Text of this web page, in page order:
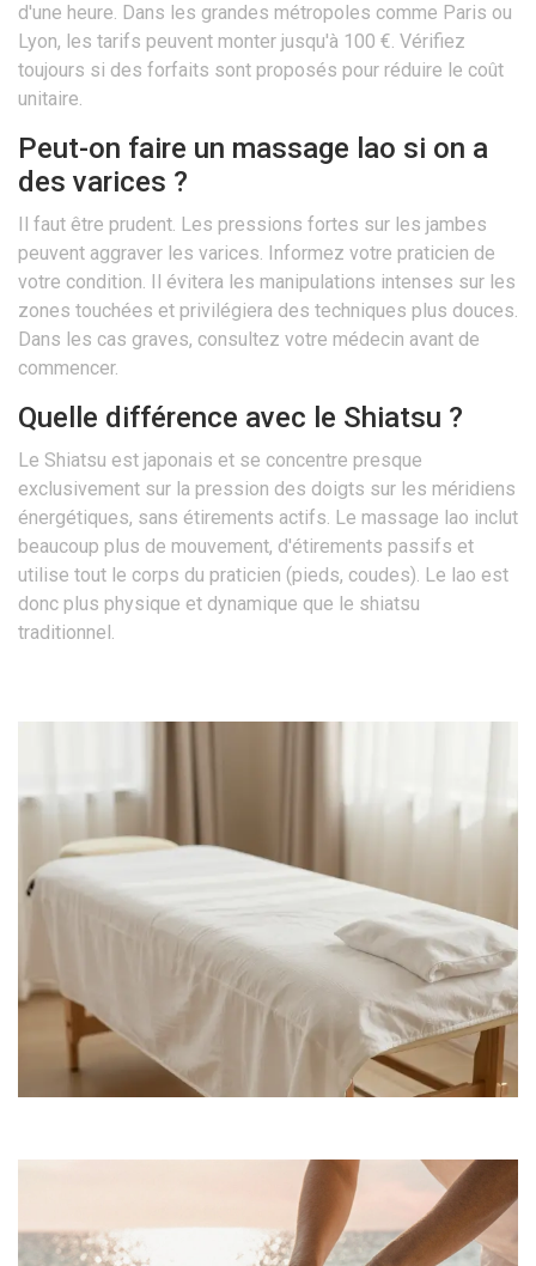
d'une heure. Dans les grandes métropoles comme Paris ou
Lyon, les tarifs peuvent monter jusqu'à 100 €. Vérifiez
toujours si des forfaits sont proposés pour réduire le coût
unitaire.
Peut-on faire un massage lao si on a
des varices ?
Il faut être prudent. Les pressions fortes sur les jambes
peuvent aggraver les varices. Informez votre praticien de
votre condition. Il évitera les manipulations intenses sur les
zones touchées et privilégiera des techniques plus douces.
Dans les cas graves, consultez votre médecin avant de
commencer.
Quelle différence avec le Shiatsu ?
Le Shiatsu est japonais et se concentre presque
exclusivement sur la pression des doigts sur les méridiens
énergétiques, sans étirements actifs. Le massage lao inclut
beaucoup plus de mouvement, d'étirements passifs et
utilise tout le corps du praticien (pieds, coudes). Le lao est
donc plus physique et dynamique que le shiatsu
traditionnel.